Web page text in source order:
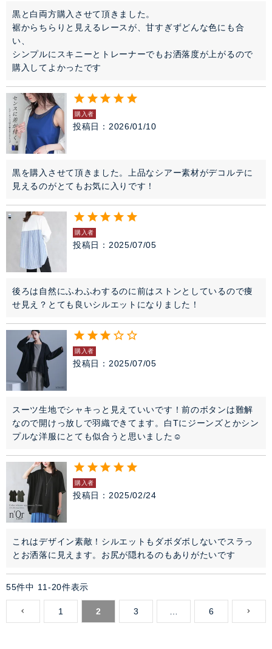
黒と白両方購入させて頂きました。
裾からちらりと見えるレースが、甘すぎずどんな色にも合
い、
シンプルにスキニーとトレーナーでもお洒落度が上がるので
購入者
投稿日 2026/01/10
黒を購入させて頂きました。上品なシアー素材がデコルテに
見えるのがとてもお気に入りです！
購入者
投稿日 2025/07/05
後ろは自然にふわふわするのに前はストンとしているので痩
せ見え？とても良いシルエットになりました！
購入者
投稿日 2025/07/05
スーツ生地でシャキっと見えていいです！前のボタンは難解
なので開けっ放しで羽織できてます。白Tにジーンズとかシン
プルな洋服にとても似合うと思いました☺️
購入者
投稿日 2025/02/24
これはデザイン素敵！シルエットもダボダボしないでスラっ
とお洒落に見えます。お尻が隠れるのもありがたいです
55件中 11 -20件表示
1 2 3 6